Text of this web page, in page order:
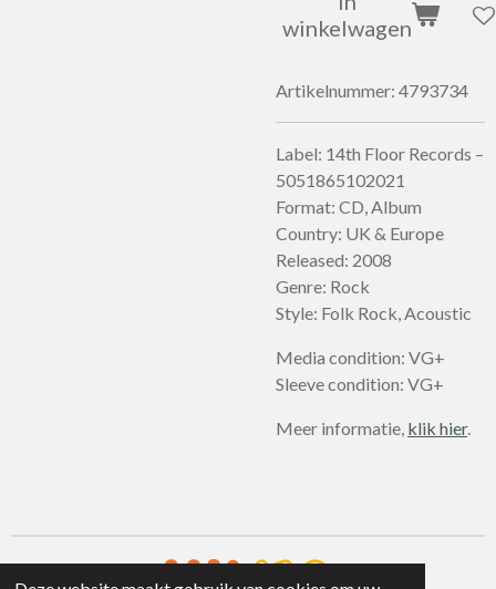
winkelwagen
Artikelnummer: 4793734
Label: 14th Floor Records –
5051865102021
Format: CD, Album
Country: UK & Europe
Released: 2008
Genre: Rock
Style: Folk Rock, Acoustic
Media condition: VG+
Sleeve condition: VG+
Meer informatie, klik hier.